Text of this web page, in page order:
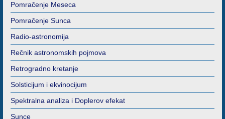
Pomračenje Meseca
Pomračenje Sunca
Radio-astronomija
Rečnik astronomskih pojmova
Retrogradno kretanje
Solsticijum i ekvinocijum
Spektralna analiza i Doplerov efekat
Sunce